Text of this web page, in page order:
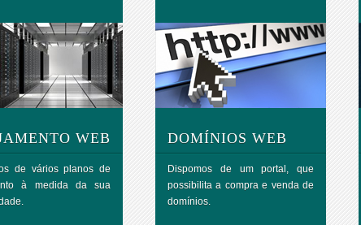
WEB
de vários planos de
à medida da sua
DOMÍNIOS WEB
Dispomos de um portal, que
possibilita a compra e venda de
domínios.